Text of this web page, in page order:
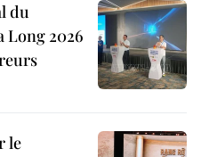
du
Long 2026
le